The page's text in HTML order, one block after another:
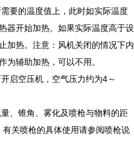
要的温度值上，此时如实际温度
器开始加热。如果实际温度高于设
加热。注意：风机关闭的情况下内
为辅助加热，可以不用。
启空压机，空气压力约为4～
、锥角、雾化及喷枪与物料的距
关喷枪的具体使用请参阅喷枪说